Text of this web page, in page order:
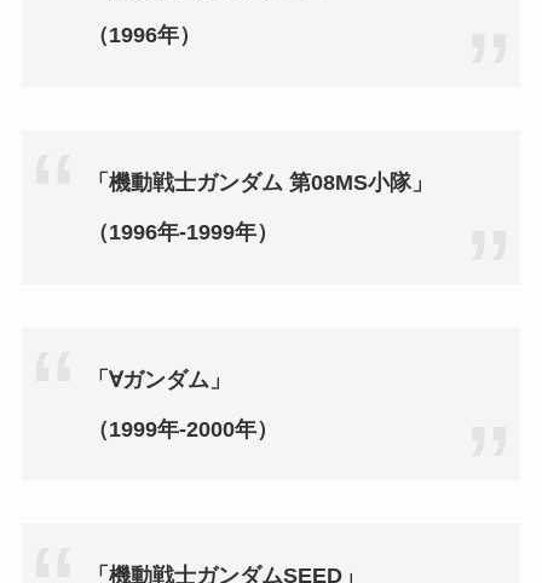
（1996年）
「機動戦士ガンダム 第08MS小隊」
（1996年‐1999年）
「∀ガンダム」
（1999年‐2000年）
「機動戦士ガンダムSEED」